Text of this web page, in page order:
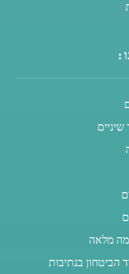
:
מלאה
הביטחון בנתיבות